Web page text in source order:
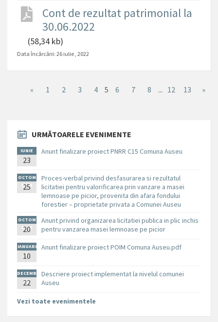
Cont de rezultat patrimonial la
30.06.2022
(58,34 kb)
Data încărcării: 26 iulie , 2022
« 1 2 3 4 5 6 7 8 ... 12 13 »
URMĂTOARELE EVENIMENTE
IUNIE
23
Anunt finalizare proiect PNRR C15 Comuna Auseu
OCTOM
BRIE
25
Proces-verbal privind desfasurarea si rezultatul
licitatiei pentru valorificarea prin vanzare a masei
lemnoase pe picior, provenita din afara fondului
forestier – proprietate privata a Comunei Auseu
OCTOM
BRIE
20
Anunt privind organizarea licitatiei publica in plic inchis
pentru vanzarea masei lemnoase pe picior
IANUARI
E
10
Anunt finalizare proiect POIM Comuna Auseu.pdf
DECEMB
RIE
22
Descriere proiect implementat la nivelul comunei
Auseu
Vezi toate evenimentele